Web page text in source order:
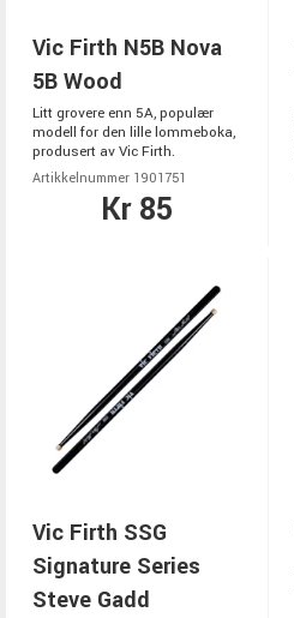
Vic Firth N5B Nova
5B Wood
Litt grovere enn 5A, populær
modell for den lille lommeboka,
produsert av Vic Firth.
Artikkelnummer 1901751
Kr 85
Vic Firth SSG
Signature Series
Steve Gadd